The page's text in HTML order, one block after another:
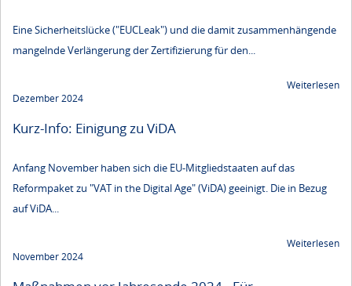
Eine Sicherheitslücke ("EUCLeak") und die damit zusammenhängende
mangelnde Verlängerung der Zertifizierung für den...
Weiterlesen
Dezember 2024
Kurz-Info: Einigung zu ViDA
Anfang November haben sich die EU-Mitgliedstaaten auf das
Reformpaket zu "VAT in the Digital Age" (ViDA) geeinigt. Die in Bezug
auf ViDA...
Weiterlesen
November 2024